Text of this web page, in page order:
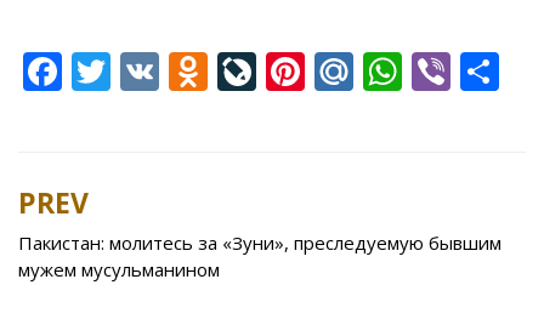
F
b
o
o
T V O
kl
as
Li
u
r
Pi
st
M
u
W
A
p
Vi
Post
navigation
PREV
Пакистан: молитесь за «Зуни», преследуемую бывшим
мужем мусульманином